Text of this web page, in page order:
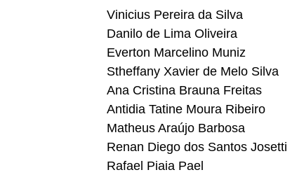
Vinicius Pereira da Silva
Danilo de Lima Oliveira
Everton Marcelino Muniz
Stheffany Xavier de Melo Silva
Ana Cristina Brauna Freitas
Antidia Tatine Moura Ribeiro
Matheus Araújo Barbosa
Renan Diego dos Santos Josetti
Rafael Piaia Pael